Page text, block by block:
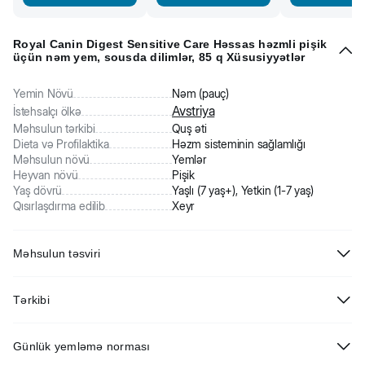
Royal Canin Digest Sensitive Care Həssas həzmli pişik
üçün nəm yem, sousda dilimlər, 85 q Xüsusiyyətlər
Yemin Növü
Nəm (pauç)
İstehsalçı ölkə
Avstriya
Məhsulun tərkibi
Quş əti
Dieta və Profilaktika
Həzm sisteminin sağlamlığı
Məhsulun növü
Yemlər
Heyvan növü
Pişik
Yaş dövrü
Yaşlı (7 yaş+), Yetkin (1-7 yaş)
Qısırlaşdırma edilib
Xeyr
Məhsulun təsviri
yem. Sousda kiçik dilimlər şəklində hazırlanmış tam rasionlu
qoxusunu azaltmağa kömək edir. Yemin yüksək həzm dərəcəsi
Tərkibi
maddələr, bitki mənşəli zülal ekstraktları, karbohidrat mənbələri.
Günlük yemləmə norması